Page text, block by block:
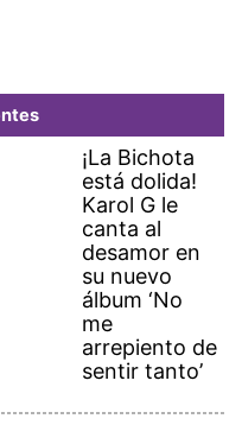
¡La Bichota
está dolida!
Karol G le
canta al
desamor en
su nuevo
álbum ‘No
me
arrepiento de
sentir tanto’